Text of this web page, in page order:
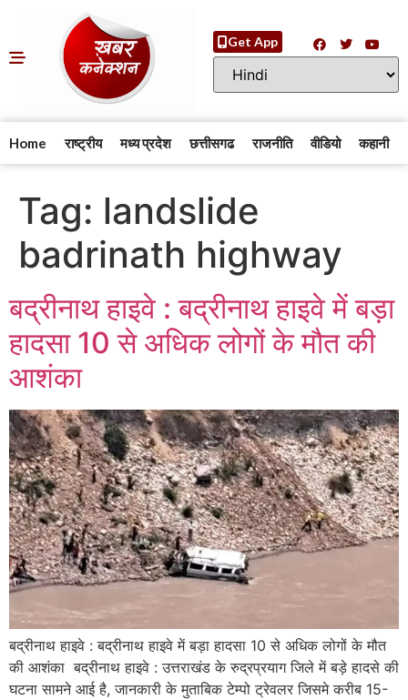
Get App
Home राष्ट्रीय मध्य प्रदेश छत्तीसगढ राजनीति वीडियो कहानी
Tag: landslide
badrinath highway
बद्रीनाथ हाइवे : बद्रीनाथ हाइवे में बड़ा
हादसा 10 से अधिक लोगों के मौत की
आशंका
बद्रीनाथ हाइवे : बद्रीनाथ हाइवे में बड़ा हादसा 10 से अधिक लोगों के मौत
की आशंका बद्रीनाथ हाइवे : उत्तराखंड के रुद्रप्रयाग जिले में बड़े हादसे की
घटना सामने आई है, जानकारी के मुताबिक टेम्पो ट्रेवलर जिसमे करीब 15-